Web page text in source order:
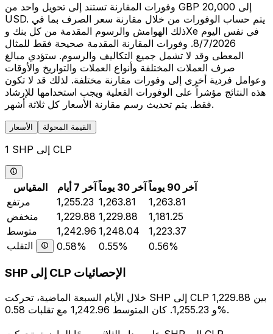
وفورات المقارنة تستند إلى تحويل واحد من GBP 20,000 إلى
USD. يتم حساب الوفورات من خلال مقارنة سعر الصرف بما في
ذلك الهوامش والرسوم المقدمة من كل بنك وXe في نفس اليوم
8/7/2026. وفورات المقارنة المقدمة صحيحة فقط للمثال
المعطى وقد لا تشمل جميع التكاليف والرسوم. ستؤدي مبالغ
صرف العملات المختلفة وأنواع العملات والتواريخ والأوقات
وعوامل فردية أخرى إلى وفورات مقارنة مختلفة. لذلك قد لا تكون
هذه النتائج مؤشراً على الوفورات الفعلية ويجب استخدامها للإرشاد
فقط. يتم تحديث رسم مقارنة الأسعار كل ثلاثة أشهر.
الأسعار القيمة المحولة
1 SHP إلى CLP
المقياس آخر 7 أيام آخر 30 يوماً
آخر 90 يوماً
مرتفع
1,255.23 1,263.81
1,263.81
منخفض
1,229.88 1,229.88
1,181.25
متوسط
1,242.96 1,248.04
1,223.37
التقلب
0.58% 0.55% 0.56%
SHP إلى CLP الإحصائيات
خلال الأيام السبعة الماضية، تحركت SHP إلى CLP بين 1,229.88
و 1,255.23. كان المتوسط 1,242.96 مع تقلبات 0.58%.